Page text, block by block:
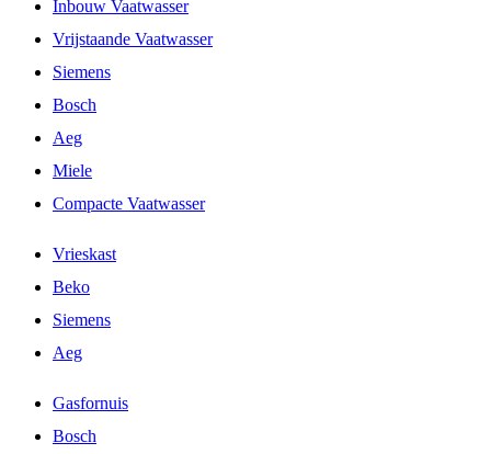
Inbouw Vaatwasser
Vrijstaande Vaatwasser
Siemens
Bosch
Aeg
Miele
Compacte Vaatwasser
Vrieskast
Beko
Siemens
Aeg
Gasfornuis
Bosch